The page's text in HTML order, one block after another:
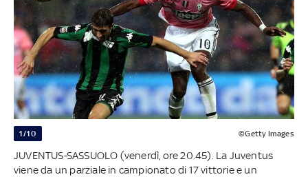
1/10 ©Getty Images
JUVENTUS-SASSUOLO (venerdì, ore 20.45). La Juventus
viene da un parziale in campionato di 17 vittorie e un